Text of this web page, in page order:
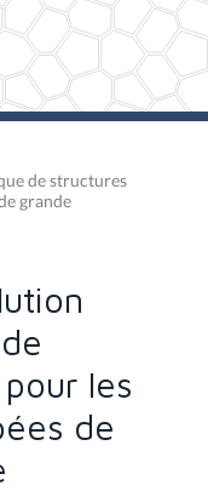
de structures
grande
les
de